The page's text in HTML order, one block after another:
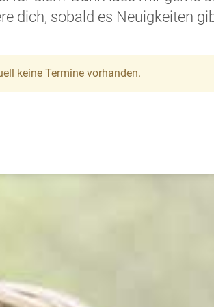
dich, sobald es Neuigkeiten
keine Termine vorhanden.